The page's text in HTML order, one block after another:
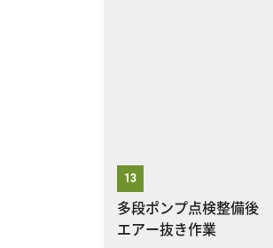
多段ポンプ点検整備後
エアー抜き作業